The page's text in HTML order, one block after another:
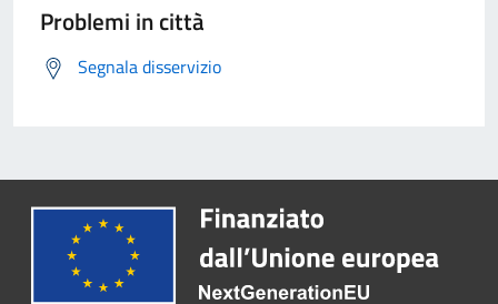
Problemi in città
Segnala disservizio